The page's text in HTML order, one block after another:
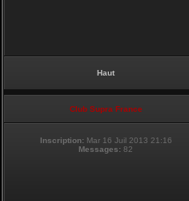
Haut
Club Supra France
Inscription: Mar 16 Juil 2013 21:16
Messages: 82